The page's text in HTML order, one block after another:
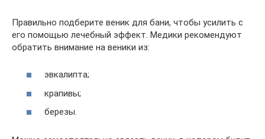
Правильно подберите веник для бани, чтобы усилить с
его помощью лечебный эффект. Медики рекомендуют
обратить внимание на веники из:
эвкалипта;
крапивы;
березы.